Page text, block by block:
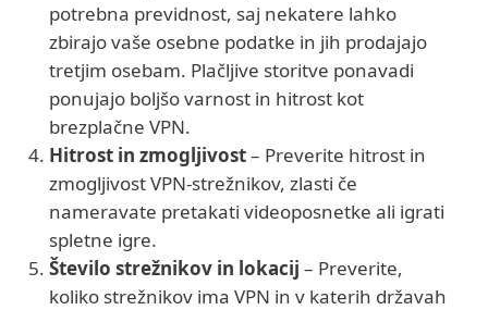
potrebna previdnost, saj nekatere lahko
zbirajo vaše osebne podatke in jih prodajajo
tretjim osebam. Plačljive storitve ponavadi
ponujajo boljšo varnost in hitrost kot
brezplačne VPN.
Hitrost in zmogljivost– Preverite hitrost in
zmogljivost VPN-strežnikov, zlasti če
nameravate pretakati videoposnetke ali igrati
spletne igre.
Število strežnikov in lokacij – Preverite,
koliko strežnikov ima VPN in v katerih državah